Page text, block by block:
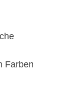
Farben